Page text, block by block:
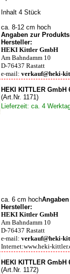
Inhalt 4 Stück
ca. 8-12 cm hoch
Angaben zur
Hersteller:
HEKI Kittler GmbH
Am Bahndamm 10
D-76437 Rastatt
e-mail: verkauf@heki-
HEKI KITTLER
(Art.Nr. 1171)
Lieferzeit: ca. 4
ca. 6 cm hoch
Hersteller:
HEKI Kittler GmbH
Am Bahndamm 10
D-76437 Rastatt
e-mail: verkauf@heki-
Internet:www.heki-
HEKI KITTLER
(Art.Nr. 1172)